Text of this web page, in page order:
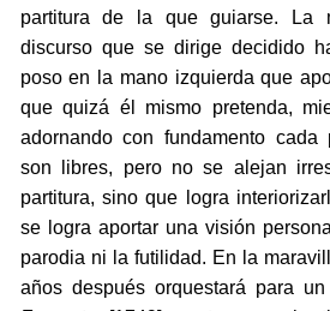
partitura de la que guiarse. La
discurso que se dirige decidido
poso en la mano izquierda que
que quizá él mismo pretenda,
adornando con fundamento cada
son libres, pero no se alejan
partitura, sino que logra
se logra aportar una visión
parodia ni la futilidad. En la
años después orquestará para